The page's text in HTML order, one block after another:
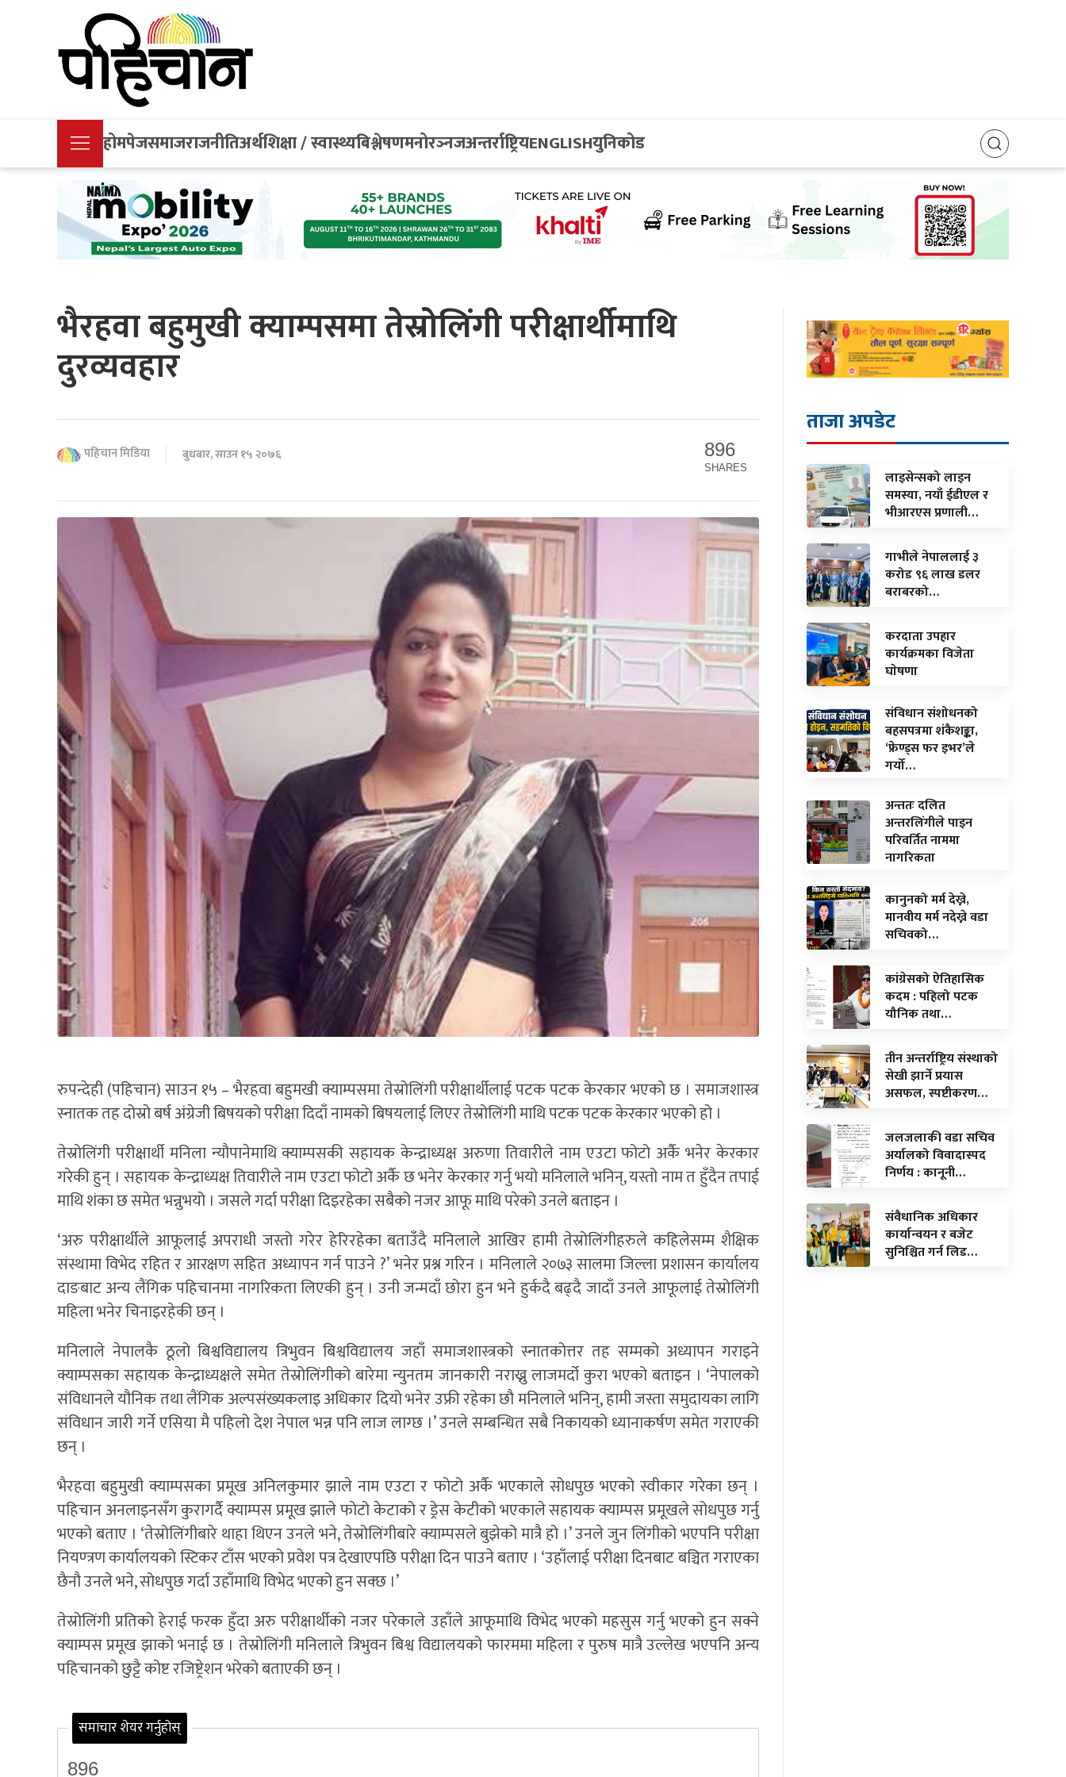
होमपेजसमाजराजनीतिअर्थशिक्षा / स्वास्थ्यबिश्लेषणमनोरञ्नजअन्तर्राष्ट्रियENGLISHयुनिकोड
भैरहवा बहुमुखी क्याम्पसमा तेस्रोलिंगी परीक्षार्थीमाथि
दुरव्यवहार
पहिचान मिडिया बुधबार, साउन १५ २०७६ 896
SHARES
रुपन्देही (पहिचान) साउन १५ – भैरहवा बहुमखी क्याम्पसमा तेस्रोलिंगी परीक्षार्थीलाई पटक पटक केरकार भएको छ । समाजशास्त्र
स्नातक तह दोस्रो बर्ष अंग्रेजी बिषयको परीक्षा दिदाँ नामको बिषयलाई लिएर तेस्रोलिंगी माथि पटक पटक केरकार भएको हो ।
तेस्रोलिंगी परीक्षार्थी मनिला न्यौपानेमाथि क्याम्पसकी सहायक केन्द्राध्यक्ष अरुणा तिवारीले नाम एउटा फोटो अर्कै भनेर केरकार
गरेकी हुन् । सहायक केन्द्राध्यक्ष तिवारीले नाम एउटा फोटो अर्कै छ भनेर केरकार गर्नु भयो मनिलाले भनिन्, यस्तो नाम त हुँदैन तपाई
माथि शंका छ समेत भन्नुभयो । जसले गर्दा परीक्षा दिइरहेका सबैको नजर आफू माथि परेको उनले बताइन ।
‘अरु परीक्षार्थीले आफूलाई अपराधी जस्तो गरेर हेरिरहेका बताउँदै मनिलाले आखिर हामी तेस्रोलिंगीहरुले कहिलेसम्म शैक्षिक
संस्थामा विभेद रहित र आरक्षण सहित अध्यापन गर्न पाउने ?’ भनेर प्रश्न गरिन । मनिलाले २०७३ सालमा जिल्ला प्रशासन कार्यालय
दाङबाट अन्य लैंगिक पहिचानमा नागरिकता लिएकी हुन् । उनी जन्मदाँ छोरा हुन भने हुर्कदै बढ्दै जादाँ उनले आफूलाई तेस्रोलिंगी
महिला भनेर चिनाइरहेकी छन् ।
मनिलाले नेपालकै ठूलो बिश्वविद्यालय त्रिभुवन बिश्वविद्यालय जहाँ समाजशास्त्रको स्नातकोत्तर तह सम्मको अध्यापन गराइने
क्याम्पसका सहायक केन्द्राध्यक्षले समेत तेस्रोलिंगीको बारेमा न्युनतम जानकारी नराख्नु लाजमर्दो कुरा भएको बताइन । ‘नेपालको
संविधानले यौनिक तथा लैंगिक अल्पसंख्यकलाइ अधिकार दियो भनेर उफ्री रहेका छौ मनिलाले भनिन्, हामी जस्ता समुदायका लागि
संविधान जारी गर्ने एसिया मै पहिलो देश नेपाल भन्न पनि लाज लाग्छ ।’ उनले सम्बन्धित सबै निकायको ध्यानाकर्षण समेत गराएकी
छन् ।
भैरहवा बहुमुखी क्याम्पसका प्रमूख अनिलकुमार झाले नाम एउटा र फोटो अर्कै भएकाले सोधपुछ भएको स्वीकार गरेका छन् ।
पहिचान अनलाइनसँग कुरागर्दै क्याम्पस प्रमूख झाले फोटो केटाको र ड्रेस केटीको भएकाले सहायक क्याम्पस प्रमूखले सोधपुछ गर्नु
भएको बताए । ‘तेस्रोलिंगीबारे थाहा थिएन उनले भने, तेस्रोलिंगीबारे क्याम्पसले बुझेको मात्रै हो ।’ उनले जुन लिंगीको भएपनि परीक्षा
नियण्त्रण कार्यालयको स्टिकर टाँस भएको प्रवेश पत्र देखाएपछि परीक्षा दिन पाउने बताए । ‘उहाँलाई परीक्षा दिनबाट बञ्चित गराएका
छैनौ उनले भने, सोधपुछ गर्दा उहाँमाथि विभेद भएको हुन सक्छ ।’
तेस्रोलिंगी प्रतिको हेराई फरक हुँदा अरु परीक्षार्थीको नजर परेकाले उहाँले आफूमाथि विभेद भएको महसुस गर्नु भएको हुन सक्ने
क्याम्पस प्रमूख झाको भनाई छ । तेस्रोलिंगी मनिलाले त्रिभुवन बिश्व विद्यालयको फारममा महिला र पुरुष मात्रै उल्लेख भएपनि अन्य
पहिचानको छुट्टै कोष्ट रजिष्ट्रेशन भरेको बताएकी छन् ।
समाचार शेयर गर्नुहोस्
896
ताजा अपडेट
लाइसेन्सको लाइन
समस्या, नयाँ ईडीएल र
भीआरएस प्रणाली…
गाभीले नेपाललाई ३
करोड ९६ लाख डलर
बराबरको…
करदाता उपहार
कार्यक्रमका विजेता
घाेषणा
संविधान संशोधनको
बहसपत्रमा शंकैशङ्का,
‘फ्रेण्ड्स फर इभर’ले
गर्यो…
अन्ततः दलित
अन्तरलिंगीले पाइन
परिवर्तित नाममा
नागरिकता
कानुनको मर्म देख्ने,
मानवीय मर्म नदेख्ने वडा
सचिवको…
कांग्रेसको ऐतिहासिक
कदम : पहिलो पटक
यौनिक तथा…
तीन अन्तर्राष्ट्रिय संस्थाको
सेखी झार्ने प्रयास
असफल, स्पष्टीकरण…
जलजलाकी वडा सचिव
अर्यालको विवादास्पद
निर्णय : कानूनी…
संवैधानिक अधिकार
कार्यान्वयन र बजेट
सुनिश्चित गर्न लिड…